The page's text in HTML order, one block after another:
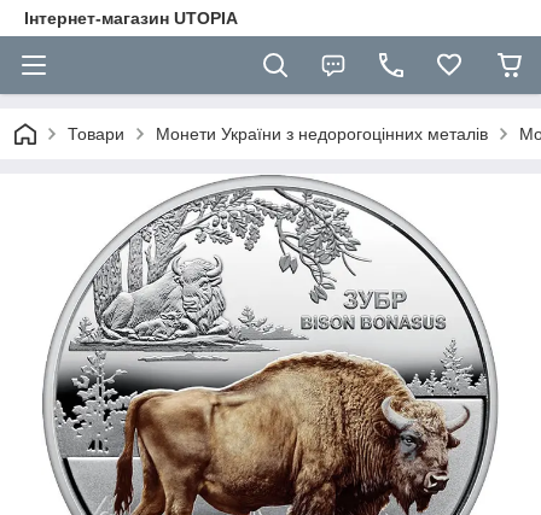
Інтернет-магазин UTOPIA
Товари Монети України з недорогоцінних металів